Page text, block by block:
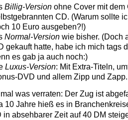
Billig-Versionohne Cover mit dem
CD. (Warum sollte
10 Euro ausgeben?!)
Normal-Versionwie bisher. (Doch
gekauft hatte, habe ich mich tags
es gab ja auch noch:)
Luxus-Version: Mit Extra-Titeln,
DVD und allem Zipp und Zapp.
was verraten: Der Zug ist
10 Jahre hieß es in
in absehbarer Zeit auf 40 DM